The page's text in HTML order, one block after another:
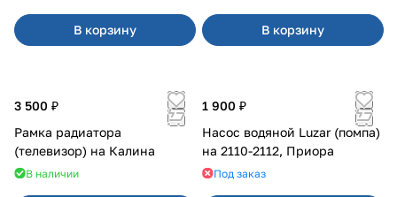
В корзину В корзину
3 500 ₽
Рамка радиатора
(телевизор) на Калина
В наличии
1 900 ₽
Насос водяной Luzar (помпа)
на 2110-2112, Приора
Под заказ